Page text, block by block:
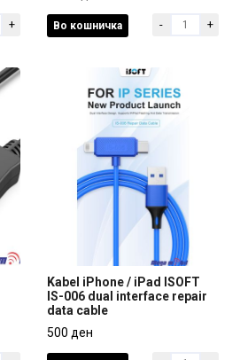
+
1.600 ден
Во кошничка - +
Kabel iPhone / iPad ISOFT
IS-006 dual interface repair
Kabel iPhone / iPad ISOFT
IS-006 dual interface repair
data cable
500 ден